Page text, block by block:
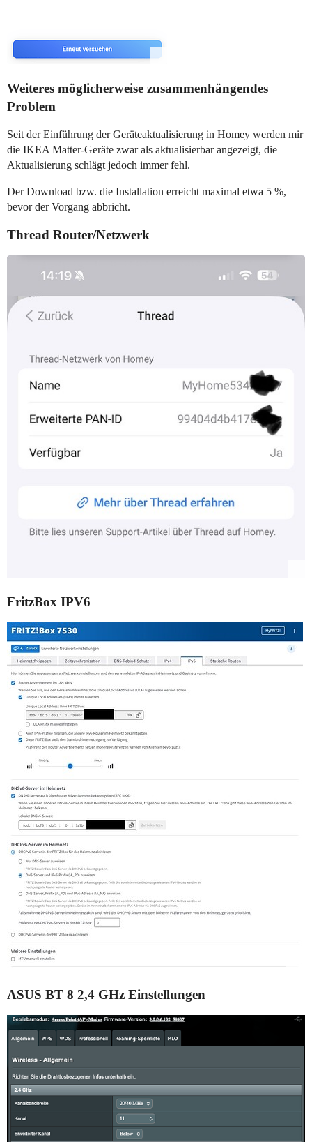
Weiteres möglicherweise zusammenhängendes
Problem
Seit der Einführung der Geräteaktualisierung in Homey werden mir
die IKEA Matter-Geräte zwar als aktualisierbar angezeigt, die
Aktualisierung schlägt jedoch immer fehl.
Der Download bzw. die Installation erreicht maximal etwa 5 %,
bevor der Vorgang abbricht.
Thread Router/Netzwerk
FritzBox IPV6
ASUS BT 8 2,4 GHz Einstellungen